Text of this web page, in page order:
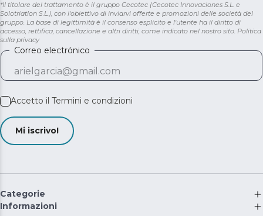
*Il titolare del trattamento è il gruppo Cecotec (Cecotec Innovaciones S.L. e
Solotriatlon S.L.), con l'obiettivo di inviarvi offerte e promozioni delle società del
gruppo. La base di legittimità è il consenso esplicito e l'utente ha il diritto di
accesso, rettifica, cancellazione e altri diritti, come indicato nel nostro sito. Politica
sulla privacy
Correo electrónico
Accetto il Termini e condizioni
Mi iscrivo!
Categorie
Informazioni